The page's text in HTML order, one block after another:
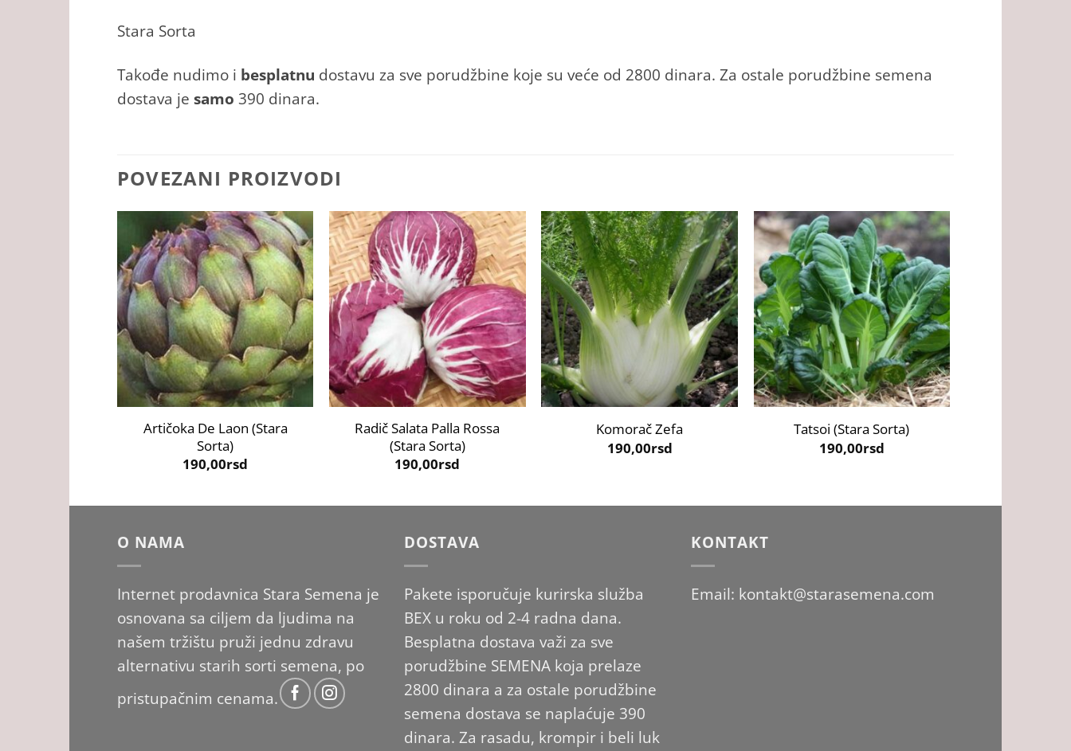
Stara Sorta
Takođe nudimo i besplatnu dostavu za sve porudžbine koje su veće od 2800 dinara. Za ostale porudžbine semena
dostava je samo 390 dinara.
POVEZANI PROIZVODI
Artičoka De Laon (Stara
Sorta)
190,00rsd
+
Radič Salata Palla Rossa
(Stara Sorta)
190,00rsd
+
Komorač Zefa
190,00rsd
+
Tatsoi (Stara Sorta)
190,00rsd
O NAMA
Internet prodavnica Stara Semena je
osnovana sa ciljem da ljudima na
našem tržištu pruži jednu zdravu
alternativu starih sorti semena, po
pristupačnim cenama.
DOSTAVA
Pakete isporučuje kurirska služba
BEX u roku od 2-4 radna dana.
Besplatna dostava važi za sve
porudžbine SEMENA koja prelaze
2800 dinara a za ostale porudžbine
semena dostava se naplaćuje 390
dinara. Za rasadu, krompir i beli luk
KONTAKT
Email: kontakt@starasemena.com